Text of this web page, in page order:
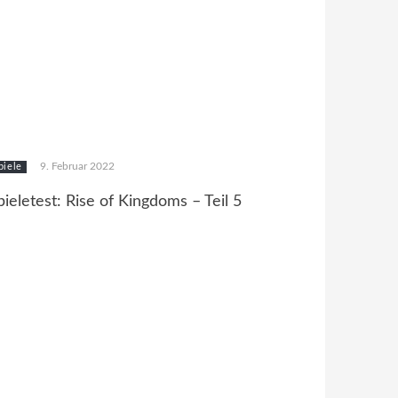
9. Februar 2022
Rise of Kingdoms – Teil 5